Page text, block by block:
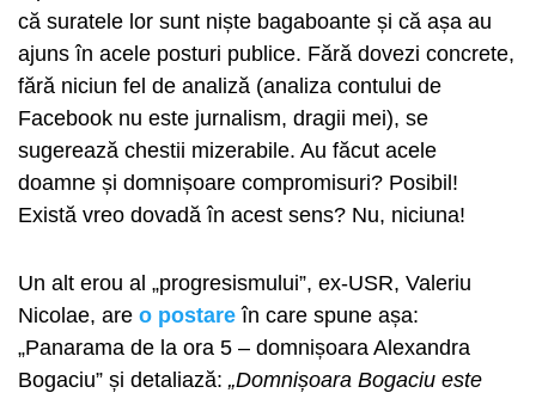
că suratele lor sunt niște bagaboante și că așa au
ajuns în acele posturi publice. Fără dovezi concrete,
fără niciun fel de analiză (analiza contului de
Facebook nu este jurnalism, dragii mei), se
sugerează chestii mizerabile. Au făcut acele
doamne și domnișoare compromisuri? Posibil!
Există vreo dovadă în acest sens? Nu, niciuna!
Un alt erou al „progresismului”, ex-USR, Valeriu
Nicolae, are o postare în care spune așa:
„Panarama de la ora 5 – domnișoara Alexandra
Bogaciu” și detaliază: „Domnișoara Bogaciu este